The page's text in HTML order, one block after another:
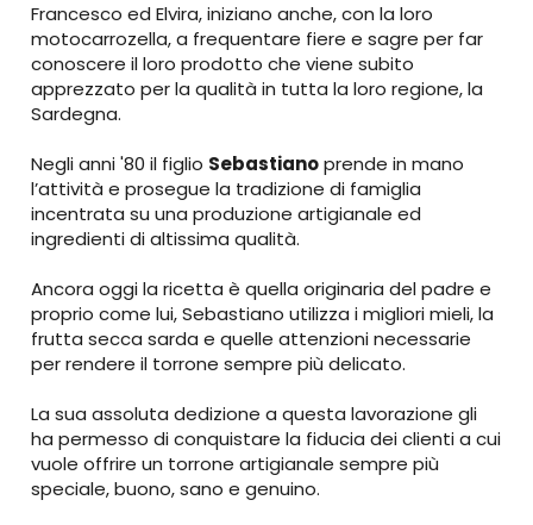
Francesco ed Elvira, iniziano anche, con la loro
motocarrozella, a frequentare fiere e sagre per far
conoscere il loro prodotto che viene subito
apprezzato per la qualità in tutta la loro regione, la
Sardegna.
Negli anni '80 il figlio Sebastianoprende in mano
l’attività e prosegue la tradizione di famiglia
incentrata su una produzione artigianale ed
ingredienti di altissima qualità.
Ancora oggi la ricetta è quella originaria del padre e
proprio come lui, Sebastiano utilizza i migliori mieli, la
frutta secca sarda e quelle attenzioni necessarie
per rendere il torrone sempre più delicato.
La sua assoluta dedizione a questa lavorazione gli
ha permesso di conquistare la fiducia dei clienti a cui
vuole offrire un torrone artigianale sempre più
speciale, buono, sano e genuino.